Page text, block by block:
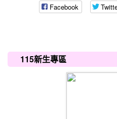
Facebook
115新生專區